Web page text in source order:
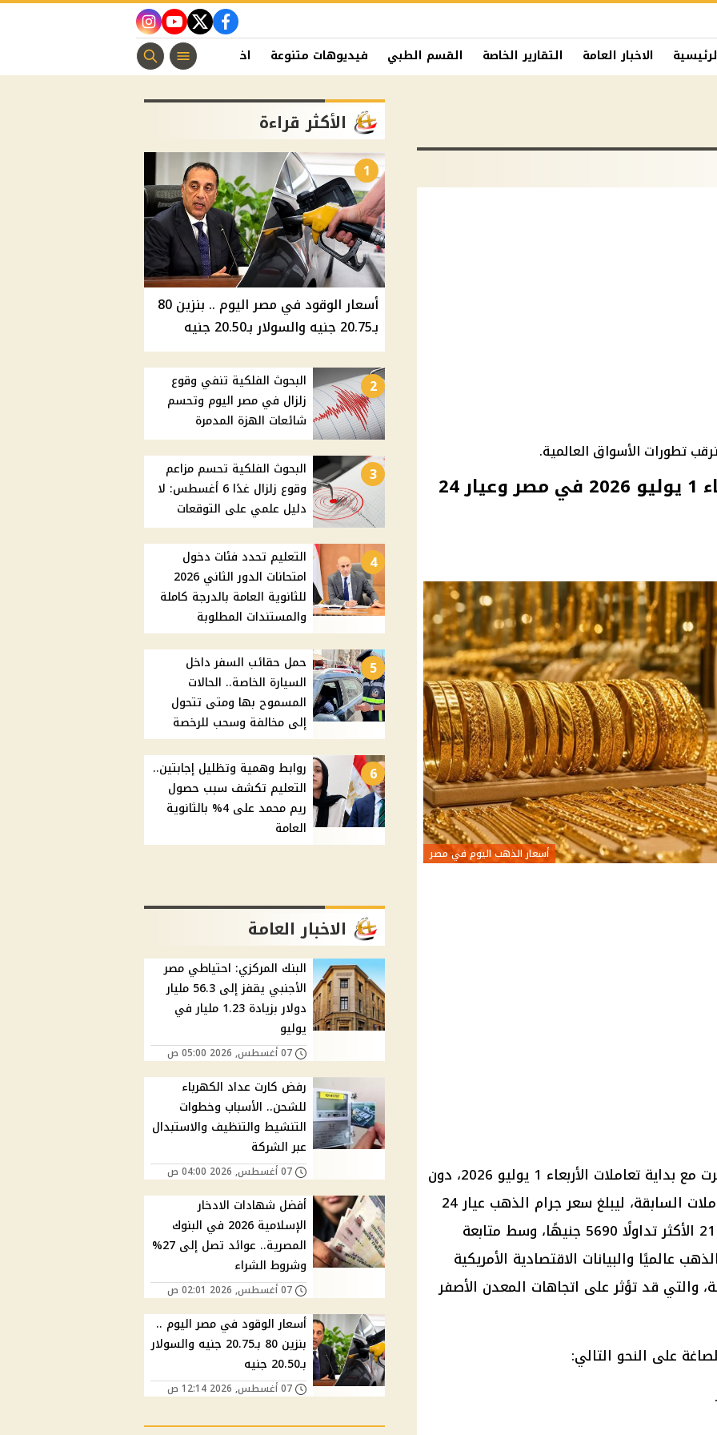
facebook
twitter
youtube
instagram
الاخبار العامة التقارير الخاصة القسم الطبي فيديوهات متنوعة اخبار الفن منوعات مسيحية
تطورات الأسواق العالمية.
أسعار الذهب اليوم الأربعاء 1 يوليو 2026 في مصر وعيار 24
أسعار الذهب اليوم في مصر
أسعار الذهب اليوم في مصر استقرت مع بداية تعاملات الأربعاء 1 يوليو 2026، دون
تسجيل تغيرات جديدة مقارنة بالتعاملات السابقة، ليبلغ سعر جرام الذهب عيار 24
نحو 6503 جنيهات، فيما سجل عيار 21 الأكثر تداولًا 5690 جنيهًا، وسط متابعة
عالميًا والبيانات الاقتصادية الأمريكية
والتي قد تؤثر على اتجاهات المعدن الأصفر
على النحو التالي:
الأكثر قراءة
1
أسعار الوقود في مصر اليوم .. بنزين 80
بـ20.75 جنيه والسولار بـ20.50 جنيه
2
البحوث الفلكية تنفي وقوع
زلزال في مصر اليوم وتحسم
شائعات الهزة المدمرة
3
البحوث الفلكية تحسم مزاعم
وقوع زلزال غدًا 6 أغسطس: لا
دليل علمي على التوقعات
4
التعليم تحدد فئات دخول
امتحانات الدور الثاني 2026
للثانوية العامة بالدرجة كاملة
والمستندات المطلوبة
5
حمل حقائب السفر داخل
السيارة الخاصة.. الحالات
المسموح بها ومتى تتحول
إلى مخالفة وسحب للرخصة
6
روابط وهمية وتظليل إجابتين..
التعليم تكشف سبب حصول
ريم محمد على 4% بالثانوية
العامة
الاخبار العامة
البنك المركزي: احتياطي مصر
الأجنبي يقفز إلى 56.3 مليار
دولار بزيادة 1.23 مليار في
يوليو
07 أغسطس, 2026 05:00 ص
رفض كارت عداد الكهرباء
للشحن.. الأسباب وخطوات
التنشيط والتنظيف والاستبدال
عبر الشركة
07 أغسطس, 2026 04:00 ص
أفضل شهادات الادخار
الإسلامية 2026 في البنوك
المصرية.. عوائد تصل إلى 27%
وشروط الشراء
07 أغسطس, 2026 02:01 ص
أسعار الوقود في مصر اليوم ..
بنزين 80 بـ20.75 جنيه والسولار
بـ20.50 جنيه
07 أغسطس, 2026 12:14 ص